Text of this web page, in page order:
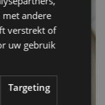
andere
verstrekt of
uw gebruik
Targeting